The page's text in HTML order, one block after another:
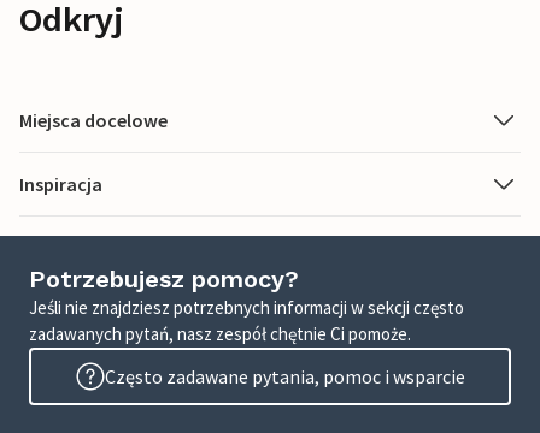
Odkryj
Miejsca docelowe
Inspiracja
Potrzebujesz pomocy?
Jeśli nie znajdziesz potrzebnych informacji w sekcji często
zadawanych pytań, nasz zespół chętnie Ci pomoże.
Często zadawane pytania, pomoc i wsparcie